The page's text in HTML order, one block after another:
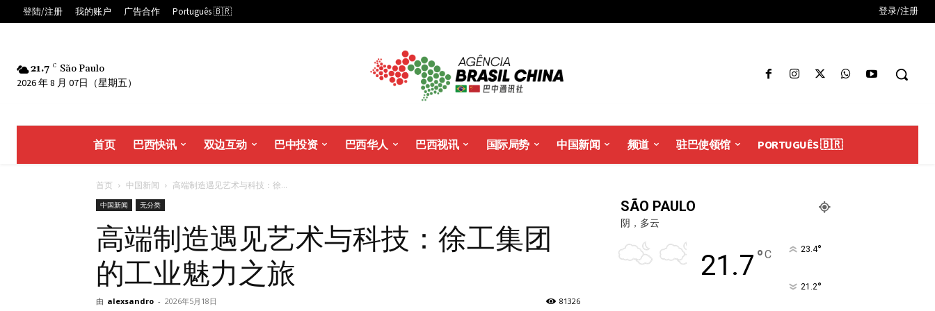
登陆/注册 我的账户 广告合作 Português 🇧🇷 登录/注册
21.7 C São Paulo
2026 年 8 月 07日（星期五）
首页 巴西快讯 双边互动 巴中投资 巴西华人 巴西视讯 国际局势 中国新闻 频道 驻巴使领馆 PORTUGUÊS 🇧🇷
首页 中国新闻 高端制造遇见艺术与科技：徐...
中国新闻 无分类
高端制造遇见艺术与科技：徐工集团
的工业魅力之旅
由 alexsandro - 2026年5月18日 81326
SÃO PAULO
阴，多云
21.7°C 23.4°
21.2°